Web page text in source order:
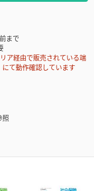
まで
ア経由で販売されている端
にて動作確認しています
照